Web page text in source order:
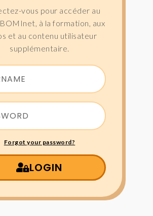
vous pour accéder au
à la formation, aux
et au contenu utilisateur
supplémentaire.
Forgot your password?
LOGIN